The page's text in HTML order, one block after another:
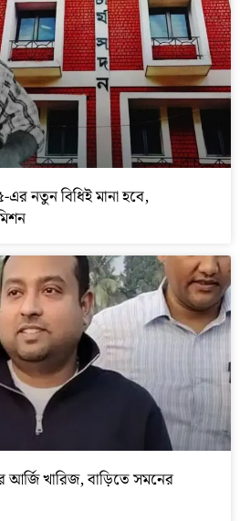
নতুন বিধিই মানা হবে,
আর্জি খারিজ, বাড়িতে সমনের